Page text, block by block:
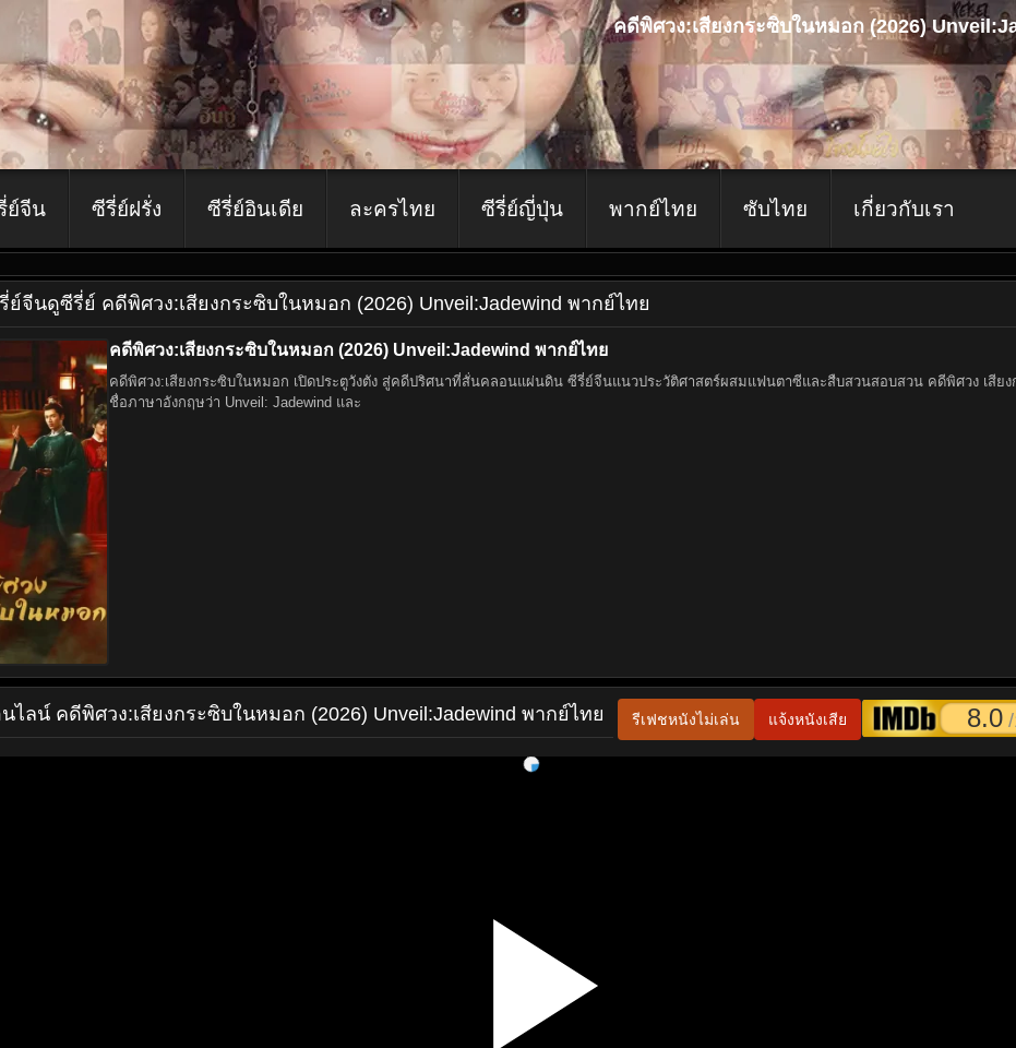
คดีพิศวง:เสียงกระซิบในหมอก (2026)
ย์จีน ซีรี่ย์ฝรั่ง ซีรี่ย์อินเดีย ละครไทย ซีรี่ย์ญี่ปุ่น พากย์ไทย ซับไทย เกี่ยวกับเรา
ย์จีนดูซีรี่ย์ คดีพิศวง:เสียงกระซิบในหมอก (2026) Unveil:Jadewind พากย์ไทย
คดีพิศวง:เสียงกระซิบในหมอก (2026) Unveil:Jadewind พากย์ไทย
คดีพิศวง:เสียงกระซิบในหมอก เปิดประตูวังตัง สู่คดีปริศนาที่สั่นคลอนแผ่นดิน ซีรี่ย์จีนแนวประวัติศาสตร์ผสมแฟนตาซีและสืบสวนสอบสวน คดีพิศวง เสียงกระซิบในหมอก หรือใน
ชื่อภาษาอังกฤษว่า Unveil: Jadewind และ
ไลน์ คดีพิศวง:เสียงกระซิบในหมอก (2026) Unveil:Jadewind พากย์ไทย รีเฟชหนังไม่เล่น แจ้งหนังเสีย 8.0